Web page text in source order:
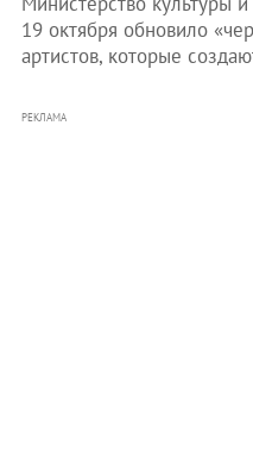
19 октября обновило
артистов, которые
РЕКЛАМА